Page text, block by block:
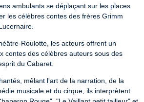
ambulants se déplaçant sur les places
les célèbres contes des frères Grimm
Roulotte, les acteurs offrent un
contes des célèbres auteurs sous des
du Cabaret.
mêlant l'art de la narration, de la
musicale et du cirque, ils interprètent